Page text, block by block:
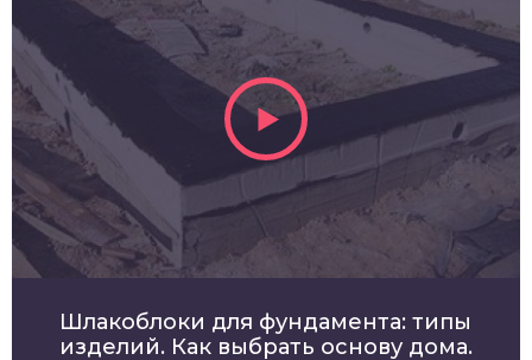
Шлакоблоки для фундамента: типы
изделий. Как выбрать основу дома.